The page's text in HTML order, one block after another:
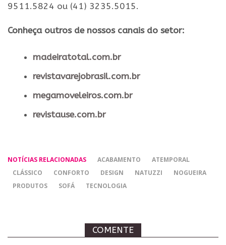
9511.5824 ou (41) 3235.5015.
Conheça outros de nossos canais do setor:
madeiratotal.com.br
revistavarejobrasil.com.br
megamoveleiros.com.br
revistause.com.br
NOTÍCIAS RELACIONADAS ACABAMENTO
ATEMPORAL
CLÁSSICO
CONFORTO DESIGN NATUZZI
NOGUEIRA
PRODUTOS
SOFÁ TECNOLOGIA
COMENTE